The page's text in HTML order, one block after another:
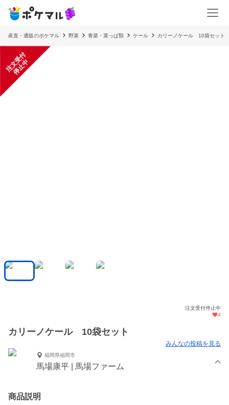
産直・通販のポケマル 野菜 青菜・菜っぱ類 ケール カリーノケール 10袋セット
注
文
受
付
停
止
中
注文受付停止中
4
カリーノケール 10袋セット
みんなの投稿を見る
福岡県福岡市
馬場康平 | 馬場ファーム
商品説明